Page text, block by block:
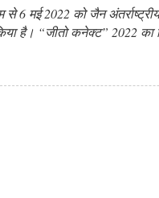
से 6 मई 2022 को जैन
है। “जीतो कनेक्ट” 2022 का